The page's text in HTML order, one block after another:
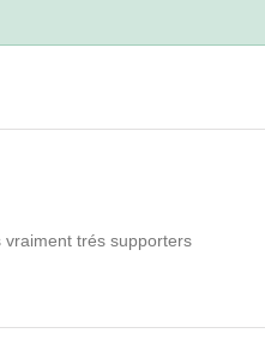
trés supporters